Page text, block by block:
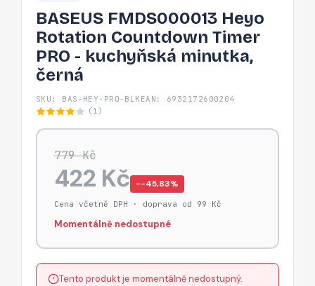
BASEUS FMDS000013 Heyo
Rotation Countdown Timer
PRO - kuchyňská minutka,
černá
SKU: BAS-HEY-PRO-BLK EAN: 6932172600204
(1)
779 Kč
422 Kč −-45,83%
Cena včetně DPH · doprava od 99 Kč
Momentálně nedostupné
Tento produkt je momentálně nedostupný.